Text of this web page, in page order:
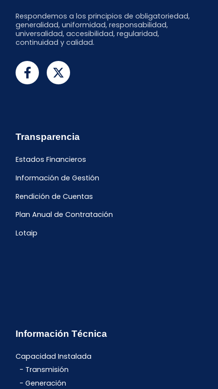
Respondemos a los principios de obligatoriedad,
generalidad, uniformidad, responsabilidad,
universalidad, accesibilidad, regularidad,
continuidad y calidad.
Transparencia
Estados Financieros
Información de Gestión
Rendición de Cuentas
Plan Anual de Contratación
Lotaip
Información Técnica
Capacidad Instalada
Transmisión
Generación